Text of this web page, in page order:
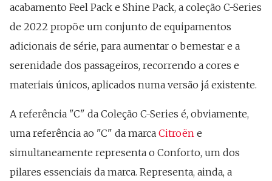
acabamento Feel Pack e Shine Pack, a coleção C-Series
de 2022 propõe um conjunto de equipamentos
adicionais de série, para aumentar o bemestar e a
serenidade dos passageiros, recorrendo a cores e
materiais únicos, aplicados numa versão já existente.
A referência "C" da Coleção C-Series é, obviamente,
uma referência ao "C" da marca Citroën e
simultaneamente representa o Conforto, um dos
pilares essenciais da marca. Representa, ainda, a